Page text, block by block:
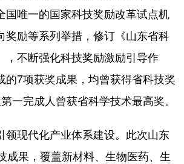
文旅 社会民生 山东产经
融媒秀 地市 科教
微视齐鲁
Español Français عربى
日本語 한국어
国唯一的国家科技奖励改革试点机
奖励等系列举措，修订《山东省科
，不断强化科技奖励激励引导作
的7项获奖成果，均曾获得省科技奖
一完成人曾获省科学技术最高奖。
现代化产业体系建设。此次山东
成果，覆盖新材料、生物医药、生